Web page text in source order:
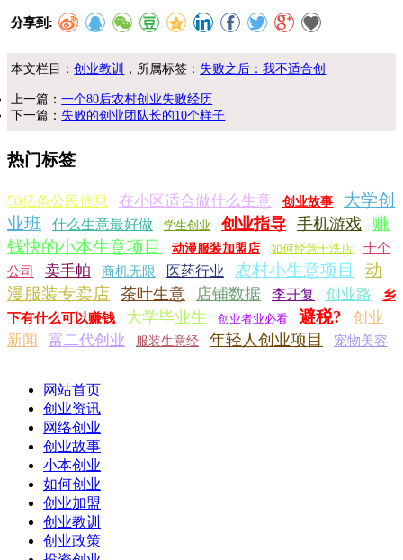
分享到:
本文栏目：创业教训 ，所属标签： 失败之后：我不适合创
上一篇：一个80后农村创业失败经历
下一篇： 失败的创业团队长的10个样子
热门标签
50亿条公民信息 在小区适合做什么生意 创业故事
大学创
业班
什么生意最好做 学生创业 创业指导 手机游戏
赚
钱快的小本生意项目
动漫服装加盟店 如何经营干洗店
十个
公司
卖手帕 商机无限 医药行业 农村小生意项目
动
漫服装专卖店 茶叶生意 店铺数据 李开复 创业路
乡
下有什么可以赚钱
大学毕业生 创业者业必看 避税?
创业
新闻
富二代创业 服装生意经 年轻人创业项目 宠物美容
网站首页
创业资讯
网络创业
创业故事
小本创业
如何创业
创业加盟
创业教训
创业政策